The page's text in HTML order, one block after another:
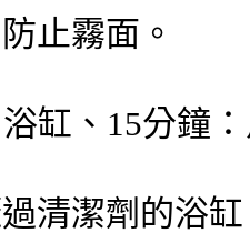
止霧面。
缸、15分鐘
清潔劑的浴